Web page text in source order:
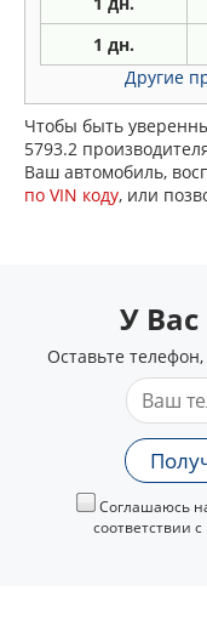
1 дн.
Другие
Чтобы быть
5793.2
Ваш автомобиль,
по VIN коду, или
У Вас
Оставьте
Соглашаюсь
соответствии с